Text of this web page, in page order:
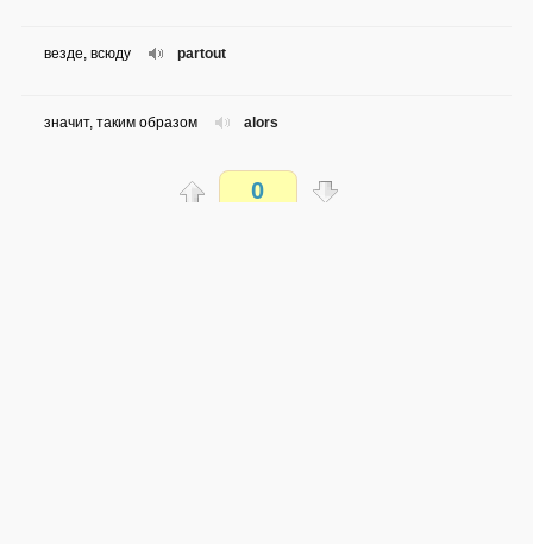
partout
везде, всюду
alors
значит, таким образом
rappeler
снова позвонить, перезвонить 0